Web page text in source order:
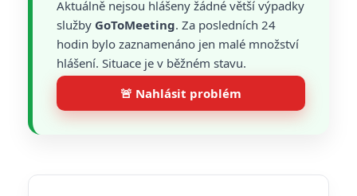
Aktuálně nejsou hlášeny žádné větší výpadky
služby GoToMeeting. Za posledních 24
hodin bylo zaznamenáno jen malé množství
hlášení. Situace je v běžném stavu.
🚨 Nahlásit problém